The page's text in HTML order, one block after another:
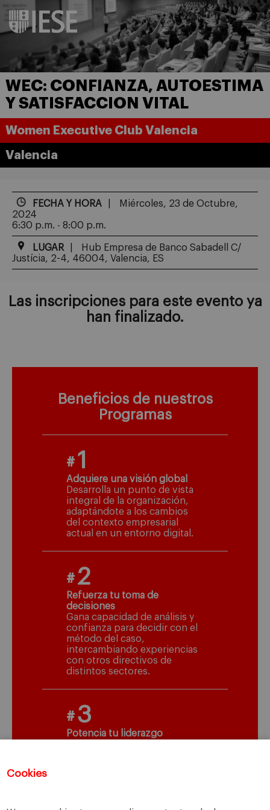
Cookies
WEC: CONFIANZA, AUTOESTIMA
Y SATISFACCION VITAL
Women Executive Club Valencia
Valencia
FECHA Y HORA
Miércoles, 23 de Octubre,
2024
6:30 p.m. - 8:00 p.m.
LUGAR
Hub Empresa de Banco Sabadell C/
Justícia, 2-4, 46004, Valencia, ES
Las inscripciones para este evento ya
han finalizado.
Beneficios de nuestros
Programas
#1
Adquiere una visión global
Desarrolla un punto de vista
integral de la organización,
adaptándote a los cambios
del contexto empresarial
actual en un entorno digital.
#2
Refuerza tu toma de
decisiones
Gana capacidad de análisis y
confianza para decidir con el
método del caso,
intercambiando experiencias
con otros directivos de
distintos sectores.
#3
Potencia tu liderazgo